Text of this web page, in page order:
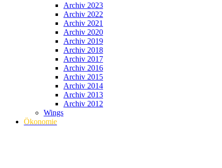
Archiv 2023
Archiv 2022
Archiv 2021
Archiv 2020
Archiv 2019
Archiv 2018
Archiv 2017
Archiv 2016
Archiv 2015
Archiv 2014
Archiv 2013
Archiv 2012
Wings
Ökonomie